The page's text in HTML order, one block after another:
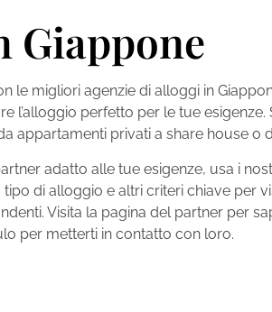
Giappone
le migliori agenzie di alloggi in
l’alloggio perfetto per le tue esigenze.
appartamenti privati a share house o
adatto alle tue esigenze, usa i
di alloggio e altri criteri chiave per
Visita la pagina del partner per
per metterti in contatto con loro.